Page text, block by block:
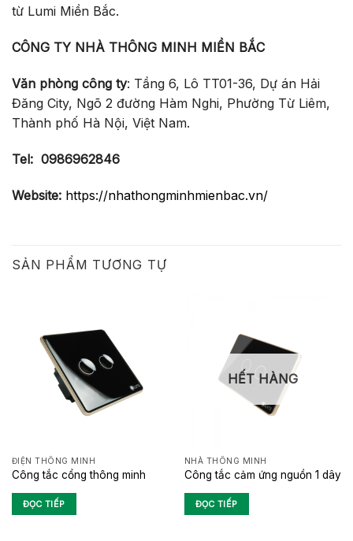
từ Lumi Miền Bắc.
CÔNG TY NHÀ THÔNG MINH MIỀN BẮC
Văn phòng công ty: Tầng 6, Lô TT01-36, Dự án Hải
Đăng City, Ngõ 2 đường Hàm Nghi, Phường Từ Liêm,
Thành phố Hà Nội, Việt Nam.
Tel: 0986962846
Website: https://nhathongminhmienbac.vn/
SẢN PHẨM TƯƠNG TỰ
ĐIỆN THÔNG MINH
Công tắc cổng thông minh
ĐỌC TIẾP
HẾT HÀNG
NHÀ THÔNG MINH
Công tắc cảm ứng nguồn 1 dây
ĐỌC TIẾP